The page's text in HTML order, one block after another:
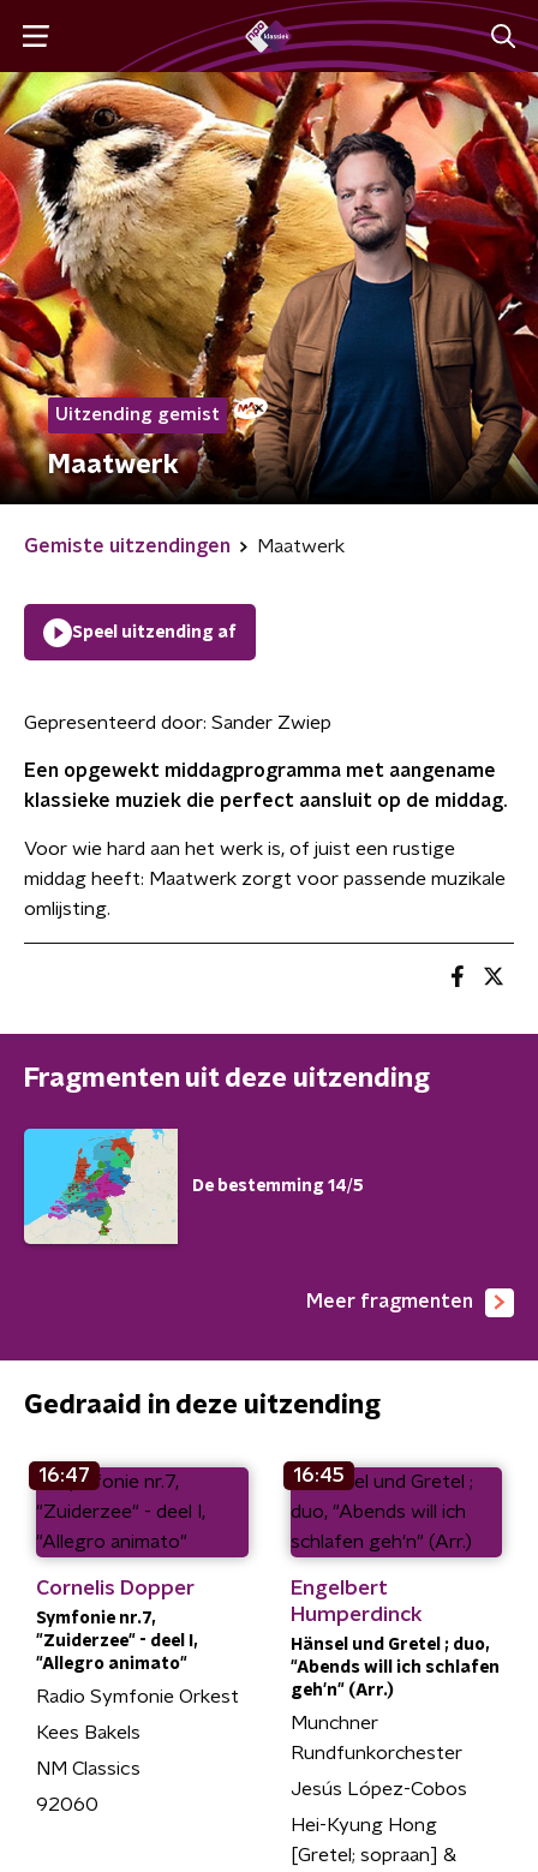
Uitzending gemist
Maatwerk
Gemiste uitzendingen Maatwerk
Speel uitzending af
Gepresenteerd door: Sander Zwiep
Een opgewekt middagprogramma met aangename
klassieke muziek die perfect aansluit op de middag.
Voor wie hard aan het werk is, of juist een rustige
middag heeft: Maatwerk zorgt voor passende muzikale
omlijsting.
Fragmenten uit deze uitzending
De bestemming 14/5
Meer fragmenten
Gedraaid in deze uitzending
16:47
Cornelis Dopper
Symfonie nr.7,
"Zuiderzee" - deel I,
"Allegro animato"
Radio Symfonie Orkest
Kees Bakels
NM Classics
92060
16:45
Engelbert
Humperdinck
Hänsel und Gretel ; duo,
"Abends will ich schlafen
geh'n" (Arr.)
Munchner
Rundfunkorchester
Jesús López-Cobos
Hei-Kyung Hong
[Gretel; sopraan] &